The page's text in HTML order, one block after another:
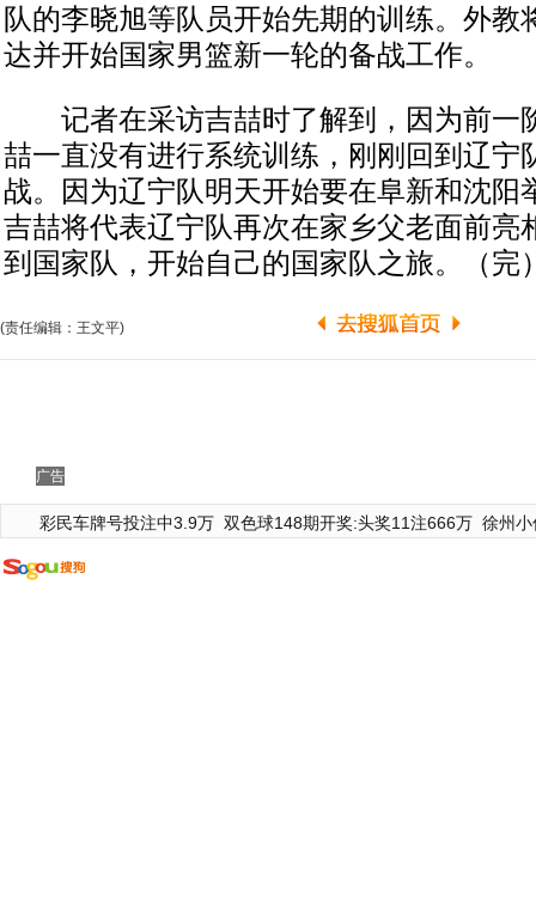
队的李晓旭等队员开始先期的训练。外教
达并开始国家男篮新一轮的备战工作。
记者在采访吉喆时了解到，因为前一
喆一直没有进行系统训练，刚刚回到辽宁
战。因为辽宁队明天开始要在阜新和沈阳
吉喆将代表辽宁队再次在家乡父老面前亮
到国家队，开始自己的国家队之旅。（完
(责任编辑：王文平)
广告
彩民车牌号投注中3.9万 双色球148期开奖:头奖11注666万 徐州